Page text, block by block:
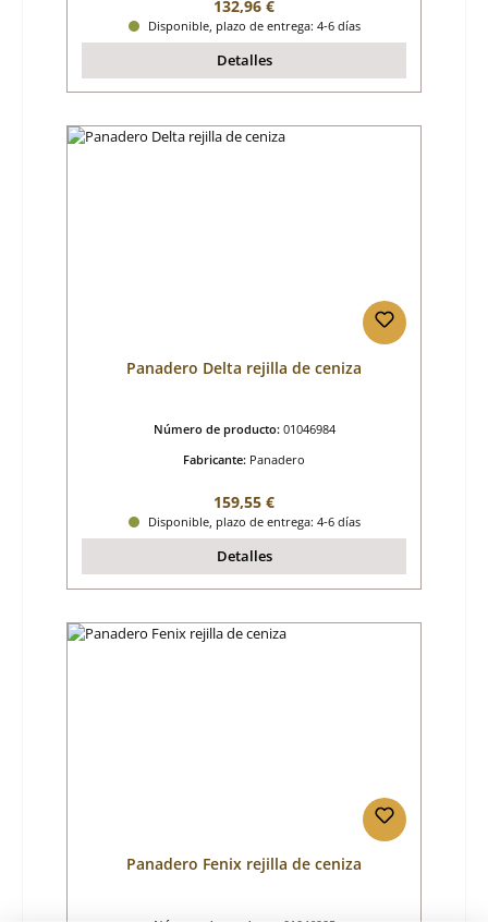
Precio normal:
132,96 €
Disponible, plazo de entrega: 4-6 días
Detalles
Panadero Delta rejilla de ceniza
Número de producto: 01046984
Fabricante: Panadero
Precio normal:
159,55 €
Disponible, plazo de entrega: 4-6 días
Detalles
Panadero Fenix rejilla de ceniza